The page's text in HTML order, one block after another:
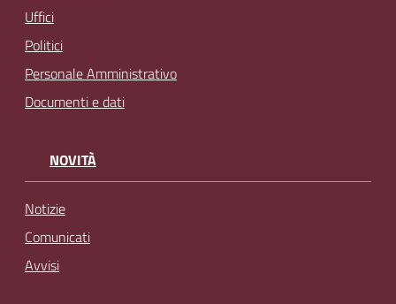
Uffici
Politici
Personale Amministrativo
Documenti e dati
NOVITÀ
Notizie
Comunicati
Avvisi